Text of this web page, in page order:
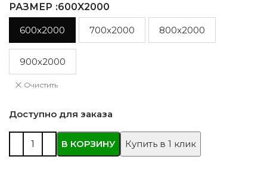
РАЗМЕР :600X2000
600x2000 700x2000 800x2000
900x2000
Очистить
Доступно для заказа
В КОРЗИНУ Купить в 1 клик